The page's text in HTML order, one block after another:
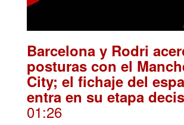
Barcelona y Rodri
posturas con el
City; el fichaje del
entra en su etapa
01:26